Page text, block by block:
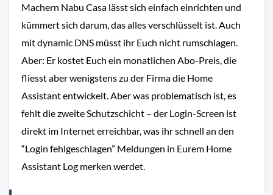
Machern Nabu Casa lässt sich einfach einrichten und
kümmert sich darum, das alles verschlüsselt ist. Auch
mit dynamic DNS müsst ihr Euch nicht rumschlagen.
Aber: Er kostet Euch ein monatlichen Abo-Preis, die
fliesst aber wenigstens zu der Firma die Home
Assistant entwickelt. Aber was problematisch ist, es
fehlt die zweite Schutzschicht – der Login-Screen ist
direkt im Internet erreichbar, was ihr schnell an den
“Login fehlgeschlagen” Meldungen in Eurem Home
Assistant Log merken werdet.